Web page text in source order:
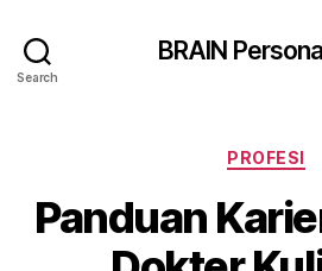
Search
BRAIN
PROFESI
Panduan